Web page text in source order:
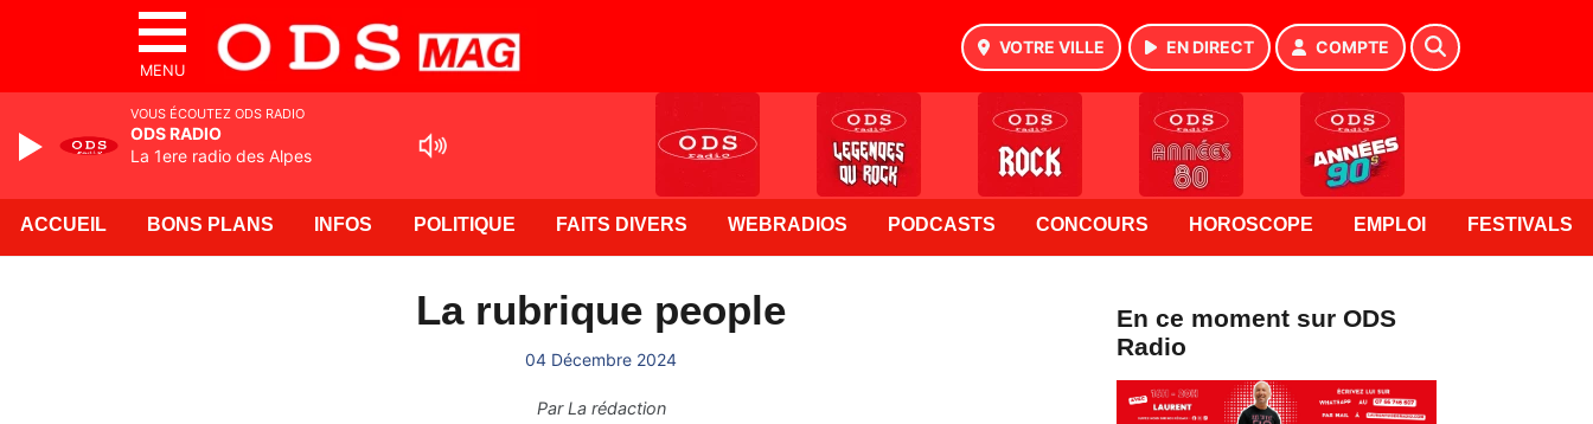
MENU
VOTRE VILLE EN DIRECT COMPTE
ACCUEIL BONS PLANS INFOS POLITIQUE FAITS DIVERS WEBRADIOS PODCASTS CONCOURS HOROSCOPE EMPLOI FESTIVALS
La rubrique people
04 Décembre 2024
ParLa rédaction
En ce moment sur ODS
Radio
VOUS ÉCOUTEZ ODS RADIO
ODS RADIO
La 1ere radio des Alpes